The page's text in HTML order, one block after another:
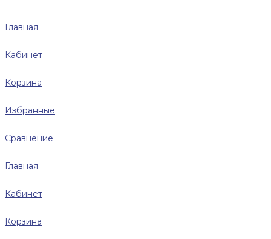
Главная
Кабинет
Корзина
Избранные
Сравнение
Главная
Кабинет
Корзина